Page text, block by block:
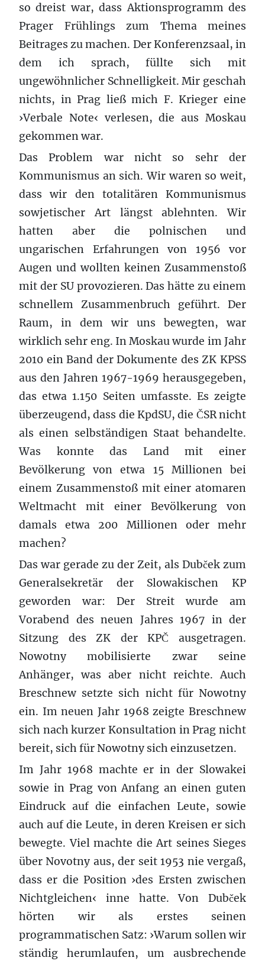
so dreist war, dass Aktionsprogramm des
Prager Frühlings zum Thema meines
Beitrages zu machen. Der Konferenzsaal, in
dem ich sprach, füllte sich mit
ungewöhnlicher Schnelligkeit. Mir geschah
nichts, in Prag ließ mich F. Krieger eine
›Verbale Note‹ verlesen, die aus Moskau
gekommen war.
Das Problem war nicht so sehr der
Kommunismus an sich. Wir waren so weit,
dass wir den totalitären Kommunismus
sowjetischer Art längst ablehnten. Wir
hatten aber die polnischen und
ungarischen Erfahrungen von 1956 vor
Augen und wollten keinen Zusammenstoß
mit der SU provozieren. Das hätte zu einem
schnellem Zusammenbruch geführt. Der
Raum, in dem wir uns bewegten, war
wirklich sehr eng. In Moskau wurde im Jahr
2010 ein Band der Dokumente des ZK KPSS
aus den Jahren 1967-1969 herausgegeben,
das etwa 1.150 Seiten umfasste. Es zeigte
überzeugend, dass die KpdSU, die ČSR nicht
als einen selbständigen Staat behandelte.
Was konnte das Land mit einer
Bevölkerung von etwa 15 Millionen bei
einem Zusammenstoß mit einer atomaren
Weltmacht mit einer Bevölkerung von
damals etwa 200 Millionen oder mehr
machen?
Das war gerade zu der Zeit, als Dubček zum
Generalsekretär der Slowakischen KP
geworden war: Der Streit wurde am
Vorabend des neuen Jahres 1967 in der
Sitzung des ZK der KPČ ausgetragen.
Nowotny mobilisierte zwar seine
Anhänger, was aber nicht reichte. Auch
Breschnew setzte sich nicht für Nowotny
ein. Im neuen Jahr 1968 zeigte Breschnew
sich nach kurzer Konsultation in Prag nicht
bereit, sich für Nowotny sich einzusetzen.
Im Jahr 1968 machte er in der Slowakei
sowie in Prag von Anfang an einen guten
Eindruck auf die einfachen Leute, sowie
auch auf die Leute, in deren Kreisen er sich
bewegte. Viel machte die Art seines Sieges
über Novotny aus, der seit 1953 nie vergaß,
dass er die Position ›des Ersten zwischen
Nichtgleichen‹ inne hatte. Von Dubček
hörten wir als erstes seinen
programmatischen Satz: ›Warum sollen wir
ständig herumlaufen, um ausbrechende